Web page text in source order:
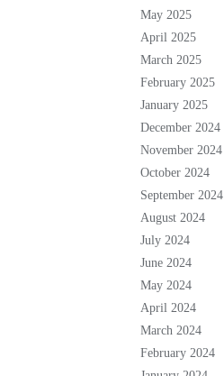
May 2025
April 2025
March 2025
February 2025
January 2025
December 2024
November 2024
October 2024
September 2024
August 2024
July 2024
June 2024
May 2024
April 2024
March 2024
February 2024